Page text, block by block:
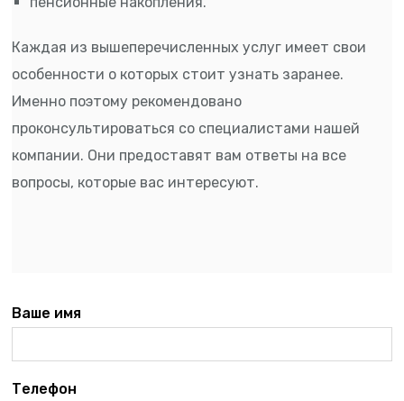
Каждая из вышеперечисленных услуг имеет свои
особенности о которых стоит узнать заранее.
Именно поэтому рекомендовано
проконсультироваться со специалистами нашей
компании. Они предоставят вам ответы на все
вопросы, которые вас интересуют.
Ваше имя
Телефон